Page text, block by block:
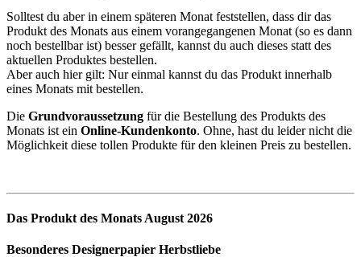
Solltest du aber in einem späteren Monat feststellen, dass dir das
Produkt des Monats aus einem vorangegangenen Monat (so es dann
noch bestellbar ist) besser gefällt, kannst du auch dieses statt des
aktuellen Produktes bestellen.
Aber auch hier gilt: Nur einmal kannst du das Produkt innerhalb
eines Monats mit bestellen.
Die Grundvoraussetzung für die Bestellung des Produkts des
Monats ist ein Online-Kundenkonto. Ohne, hast du leider nicht die
Möglichkeit diese tollen Produkte für den kleinen Preis zu bestellen.
Das Produkt des Monats August 2026
Besonderes Designerpapier Herbstliebe